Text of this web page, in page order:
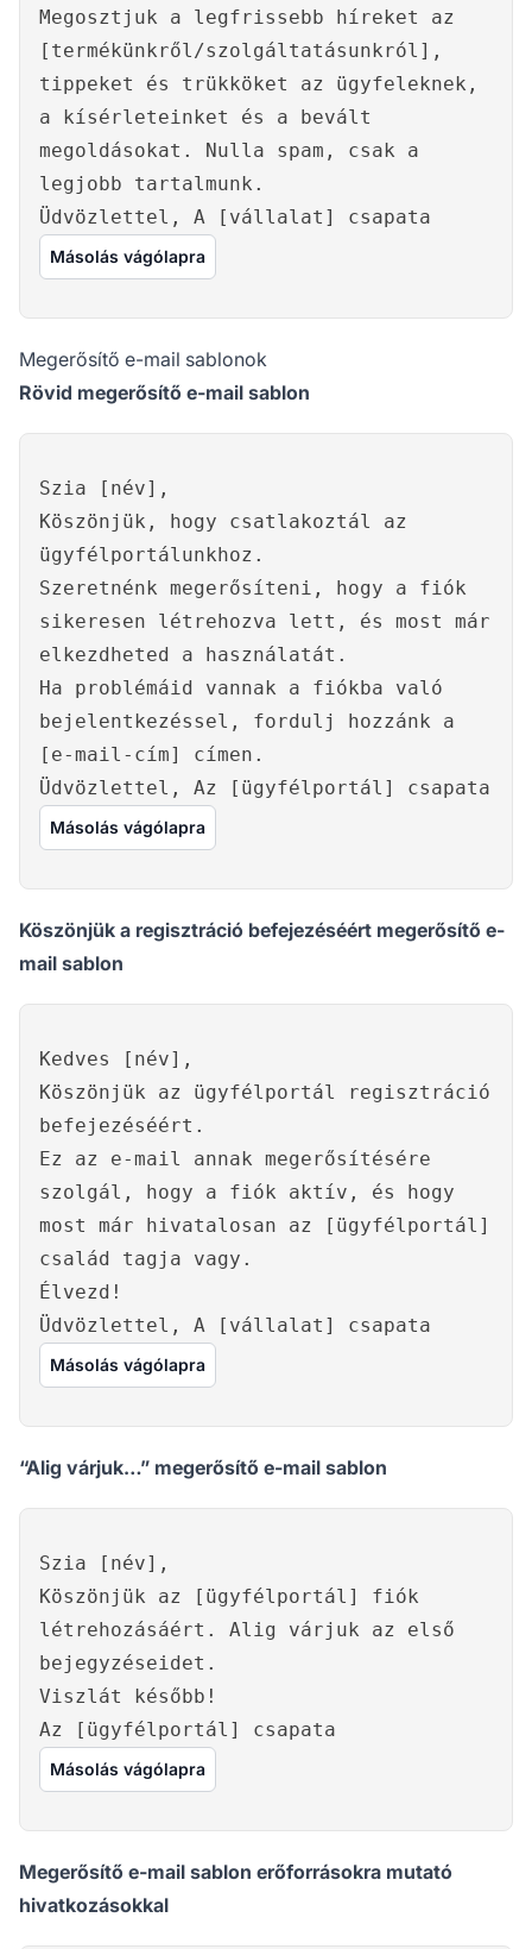
Megosztjuk a legfrissebb híreket az
[termékünkről/szolgáltatásunkról],
tippeket és trükköket az ügyfeleknek,
a kísérleteinket és a bevált
megoldásokat. Nulla spam, csak a
legjobb tartalmunk.
Üdvözlettel, A [vállalat] csapata
Másolás vágólapra
Megerősítő e-mail sablonok
Rövid megerősítő e-mail sablon
Szia [név],
Köszönjük, hogy csatlakoztál az
ügyfélportálunkhoz.
Szeretnénk megerősíteni, hogy a fiók
sikeresen létrehozva lett, és most már
elkezdheted a használatát.
Ha problémáid vannak a fiókba való
bejelentkezéssel, fordulj hozzánk a
[e-mail-cím] címen.
Üdvözlettel, Az [ügyfélportál] csapata
Másolás vágólapra
Köszönjük a regisztráció befejezéséért megerősítő e-
mail sablon
Kedves [név],
Köszönjük az ügyfélportál regisztráció
befejezéséért.
Ez az e-mail annak megerősítésére
szolgál, hogy a fiók aktív, és hogy
most már hivatalosan az [ügyfélportál]
család tagja vagy.
Élvezd!
Üdvözlettel, A [vállalat] csapata
Másolás vágólapra
“Alig várjuk…” megerősítő e-mail sablon
Szia [név],
Köszönjük az [ügyfélportál] fiók
létrehozásáért. Alig várjuk az első
bejegyzéseidet.
Viszlát később!
Az [ügyfélportál] csapata
Másolás vágólapra
Megerősítő e-mail sablon erőforrásokra mutató
hivatkozásokkal